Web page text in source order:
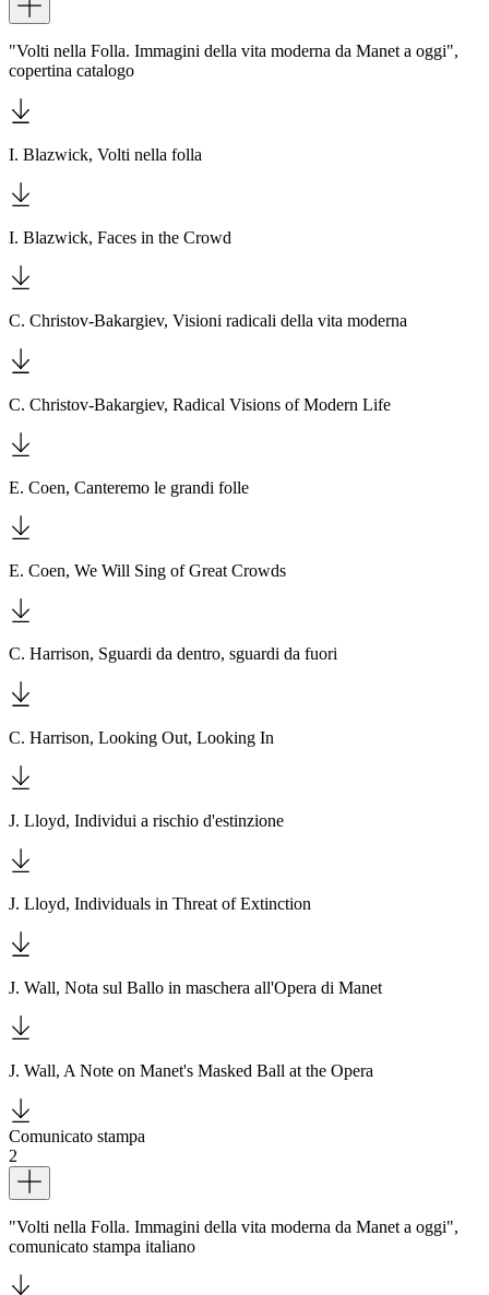
Chi
siamo
il
trasparente
Whistleblowing
EN
"Volti nella Folla. Immagini della vita moderna da Manet a oggi",
copertina catalogo
I. Blazwick, Volti nella folla
I. Blazwick, Faces in the Crowd
C. Christov-Bakargiev, Visioni radicali della vita moderna
C. Christov-Bakargiev, Radical Visions of Modern Life
E. Coen, Canteremo le grandi folle
E. Coen, We Will Sing of Great Crowds
C. Harrison, Sguardi da dentro, sguardi da fuori
C. Harrison, Looking Out, Looking In
J. Lloyd, Individui a rischio d'estinzione
J. Lloyd, Individuals in Threat of Extinction
J. Wall, Nota sul Ballo in maschera all'Opera di Manet
J. Wall, A Note on Manet's Masked Ball at the Opera
Comunicato stampa
2
Dettagli
"Volti nella Folla. Immagini della vita moderna da Manet a oggi",
comunicato stampa italiano